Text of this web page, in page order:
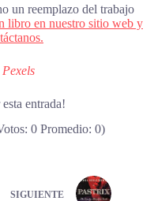
un reemplazo del trabajo
libro en nuestro sitio web y
Pexels
entrada!
0Promedio: 0)
SIGUIENTE